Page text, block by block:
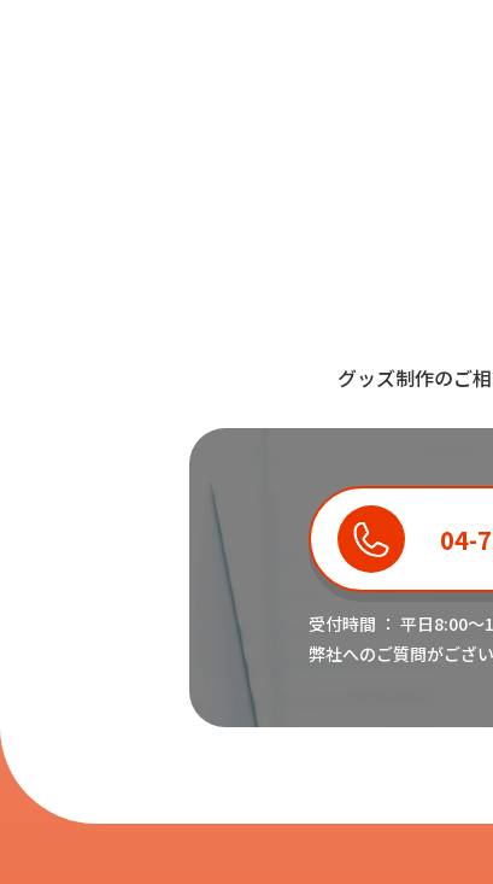
グッズ制作のご
04-
受付時間 ： 平日8:00〜
弊社へのご質問がござ